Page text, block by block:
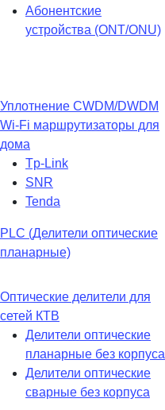
Абонентские
устройства (ONT/ONU)
Уплотнение CWDM/DWDM
Wi-Fi маршрутизаторы для
дома
Tp-Link
SNR
Tenda
PLC (Делители оптические
планарные)
Оптические делители для
сетей КТВ
Делители оптические
планарные без корпуса
Делители оптические
сварные без корпуса